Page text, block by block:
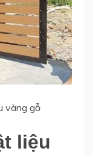
vàng gỗ
liệu